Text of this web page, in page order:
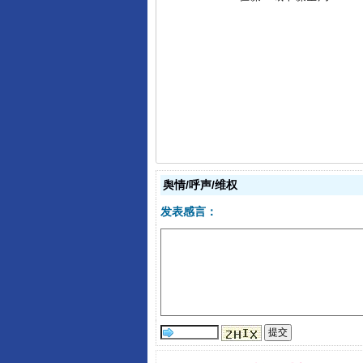
“刷贴”乱象丛生
舆情/呼声/维权
发表感言：